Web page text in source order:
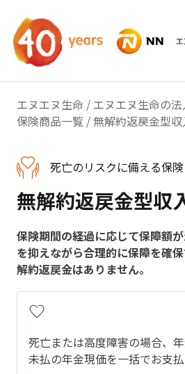
エヌエヌ生命 / エヌエヌ生命の
保険商品一覧 / 無解約返戻金型
死亡のリスクに備える保険
無解約返戻金型収
保険期間の経過に応じて保障額
を抑えながら合理的に保障を確保
解約返戻金はありません。
死亡または高度障害の場合、
未払の年金現価を一括でお支払